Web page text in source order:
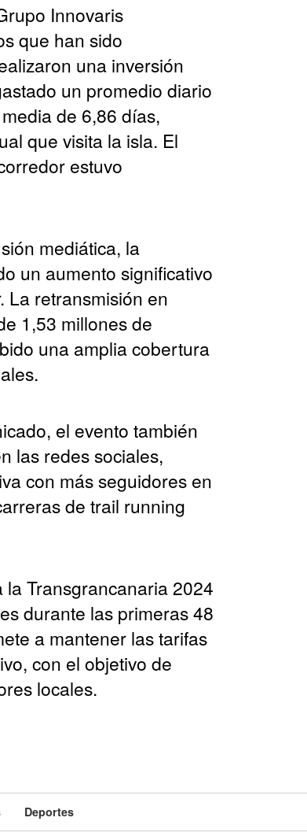
Innovaris
que han sido
una inversión
un promedio diario
de 6,86 días,
que visita la isla. El
estuvo
mediática, la
un aumento significativo
La retransmisión en
1,53 millones de
una amplia cobertura
el evento también
las redes sociales,
con más seguidores en
de trail running
Transgrancanaria 2024
durante las primeras 48
a mantener las tarifas
con el objetivo de
locales.
Deportes